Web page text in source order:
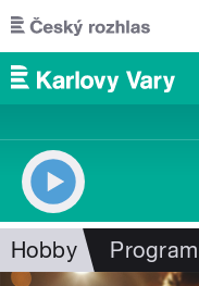
Přejít k hlavnímu obsahu
Hobby Program